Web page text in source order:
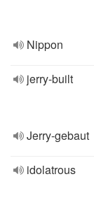
Nippon
jerry-built
Jerry-gebaut
idolatrous